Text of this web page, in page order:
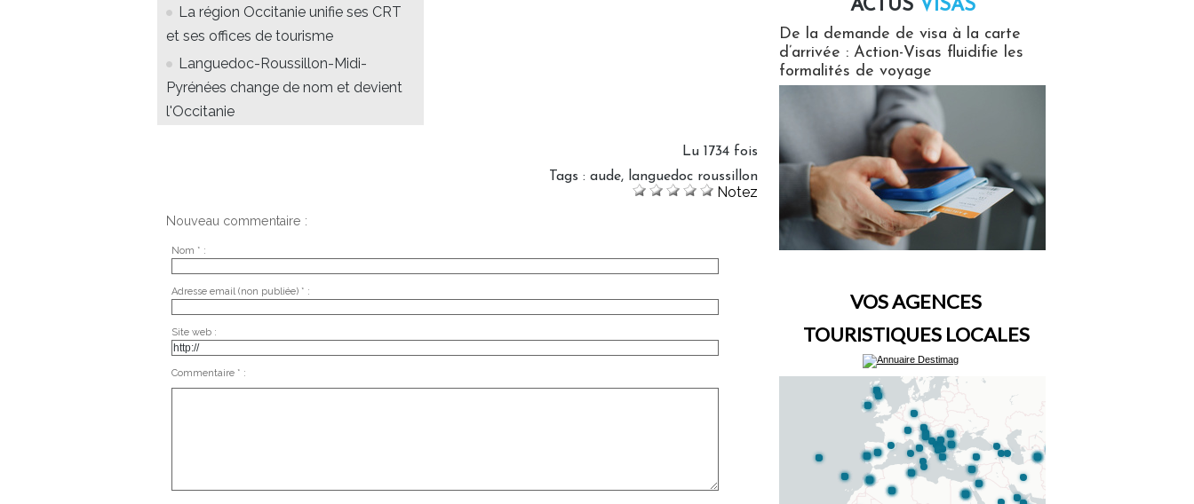
La région Occitanie unifie ses CRT
et ses offices de tourisme
Languedoc-Roussillon-Midi-
Pyrénées change de nom et devient
l'Occitanie
Lu 1734 fois
Tags : aude, languedoc roussillon
Notez
Nouveau commentaire :
Nom * :
Adresse email (non publiée) * :
Site web :
Commentaire * :
ACTUS VISAS
De la demande de visa à la carte
d’arrivée : Action-Visas fluidifie les
formalités de voyage
VOS AGENCES
TOURISTIQUES LOCALES